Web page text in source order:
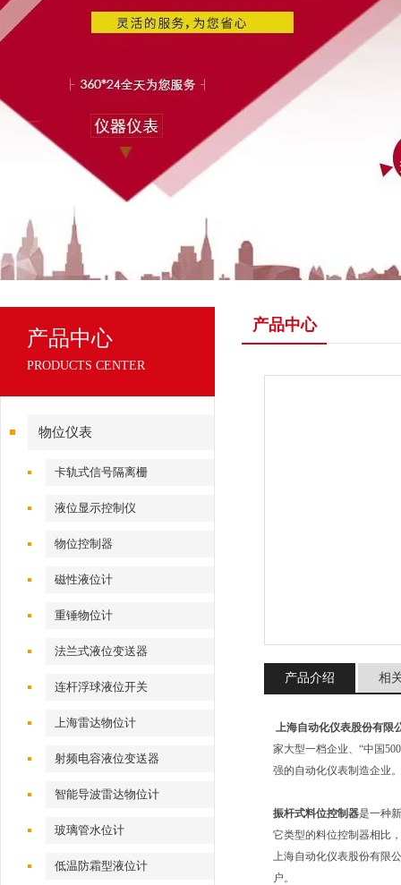
产品中心
PRODUCTS CENTER
物位仪表
卡轨式信号隔离栅
液位显示控制仪
物位控制器
磁性液位计
重锤物位计
法兰式液位变送器
连杆浮球液位开关
上海雷达物位计
射频电容液位变送器
智能导波雷达物位计
玻璃管水位计
低温防霜型液位计
产品中心
产品介绍 相
上海自动化仪表股份有限
家大型一档企业、“中国
强的自动化仪表制造企业。
振杆式料位控制器是一种
它类型的料位控制器相比
上海自动化仪表股份有限
户。